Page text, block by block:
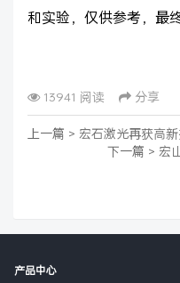
和实验，仅供参考，最
13941 阅读 分享
上一篇 > 宏石激光再获高
下一篇 > 宏
产品中心